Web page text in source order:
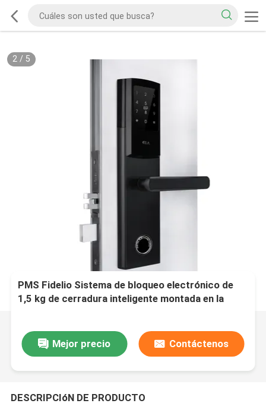
2/ 5
PMS Fidelio Sistema de bloqueo electrónico de
1,5 kg de cerradura inteligente montada en la
Mejor precio
Contáctenos
DESCRIPCIóN DE PRODUCTO